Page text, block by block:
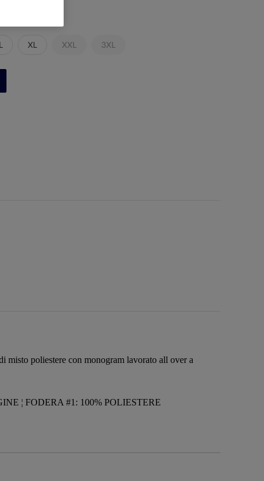
L XL XXL 3XL
poliestere con monogram lavorato all over a
¦ FODERA #1: 100% POLIESTERE